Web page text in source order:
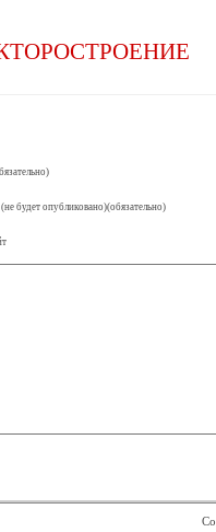
будет опубликовано)(обязательно)